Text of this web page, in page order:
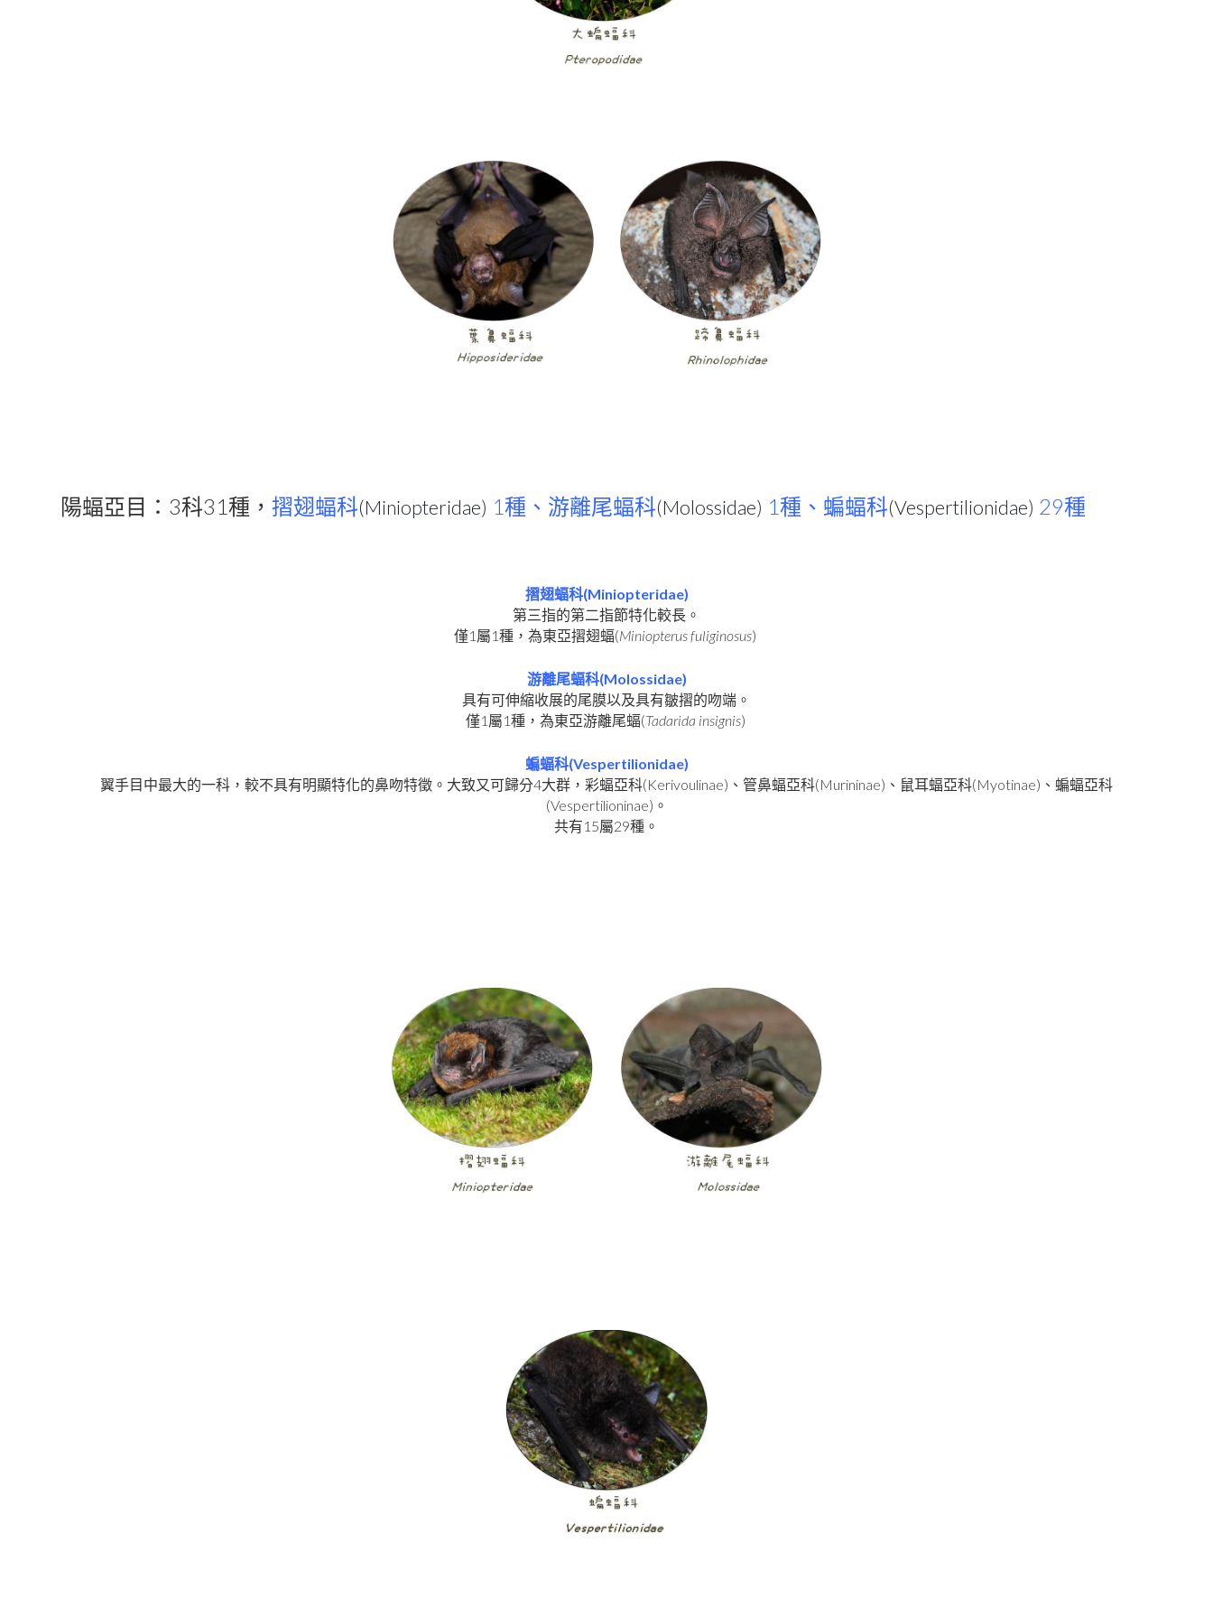
陽蝠亞目： 3科31種， 摺翅蝠科(Miniopteridae) 1種、游離尾蝠科(Molossidae) 1種、蝙蝠科(Vespertilionidae) 29種
摺翅蝠科(Miniopteridae)
第三指的第二指節特化較長。
僅1 屬1種，為東亞摺翅蝠(Miniopterus fuliginosus)
游離尾蝠科(Molossidae)
具有可伸縮收展的尾膜以及具有皺摺的吻端。
僅1 屬1種，為東亞游離尾蝠(Tadarida insignis)
蝙蝠科(Vespertilionidae)
翼手目中最大的一科，較不具有明顯特化的鼻吻特徵。大致又可歸分4大群，彩蝠亞科(Kerivoulinae) 、管鼻蝠亞科(Murininae) 、鼠耳蝠亞科(Myotinae) 、蝙蝠亞科
(Vespertilioninae) 。
共有15屬29種。